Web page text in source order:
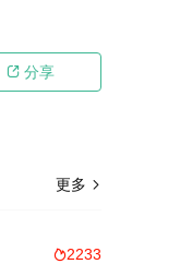
 分享
更多 
2233